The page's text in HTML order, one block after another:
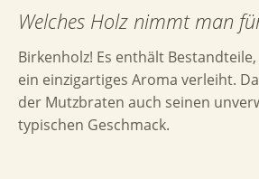
Welches Holz nimmt man
Birkenholz! Es enthält
ein einzigartiges Aroma verleiht.
der Mutzbraten auch seinen
typischen Geschmack.